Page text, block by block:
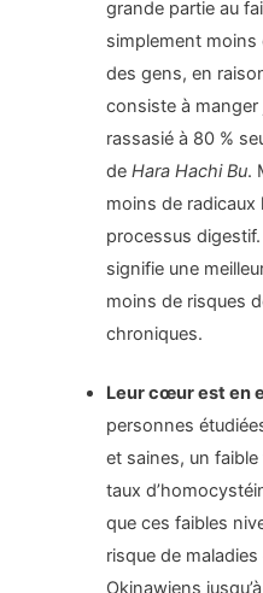
grande partie au
simplement moins
des gens, en
consiste à manger
rassasié à 80 %
de Hara Hachi Bu.
moins de
processus
signifie une
moins de risques
chroniques.
Leur cœur est en
personnes
et saines, un
taux
que ces faibles
risque de
Okinawiens